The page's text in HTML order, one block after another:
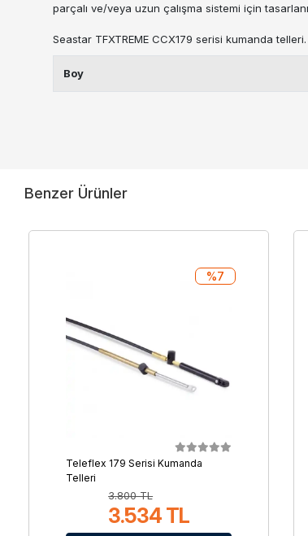
parçalı ve/veya uzun çalışma sistemi için
Seastar TFXTREME CCX179 serisi kumanda
Boy
Benzer Ürünler
Teleflex 179 Serisi Kumanda
Telleri
3.800 TL
3.534 TL
%7